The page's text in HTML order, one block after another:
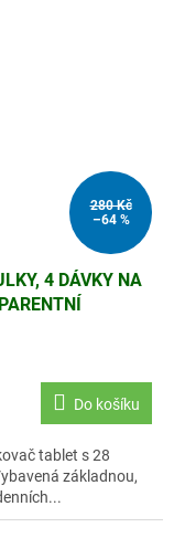
280 Kč
–64 %
4 DÁVKY NA
Do košíku
tablet s 28
základnou,